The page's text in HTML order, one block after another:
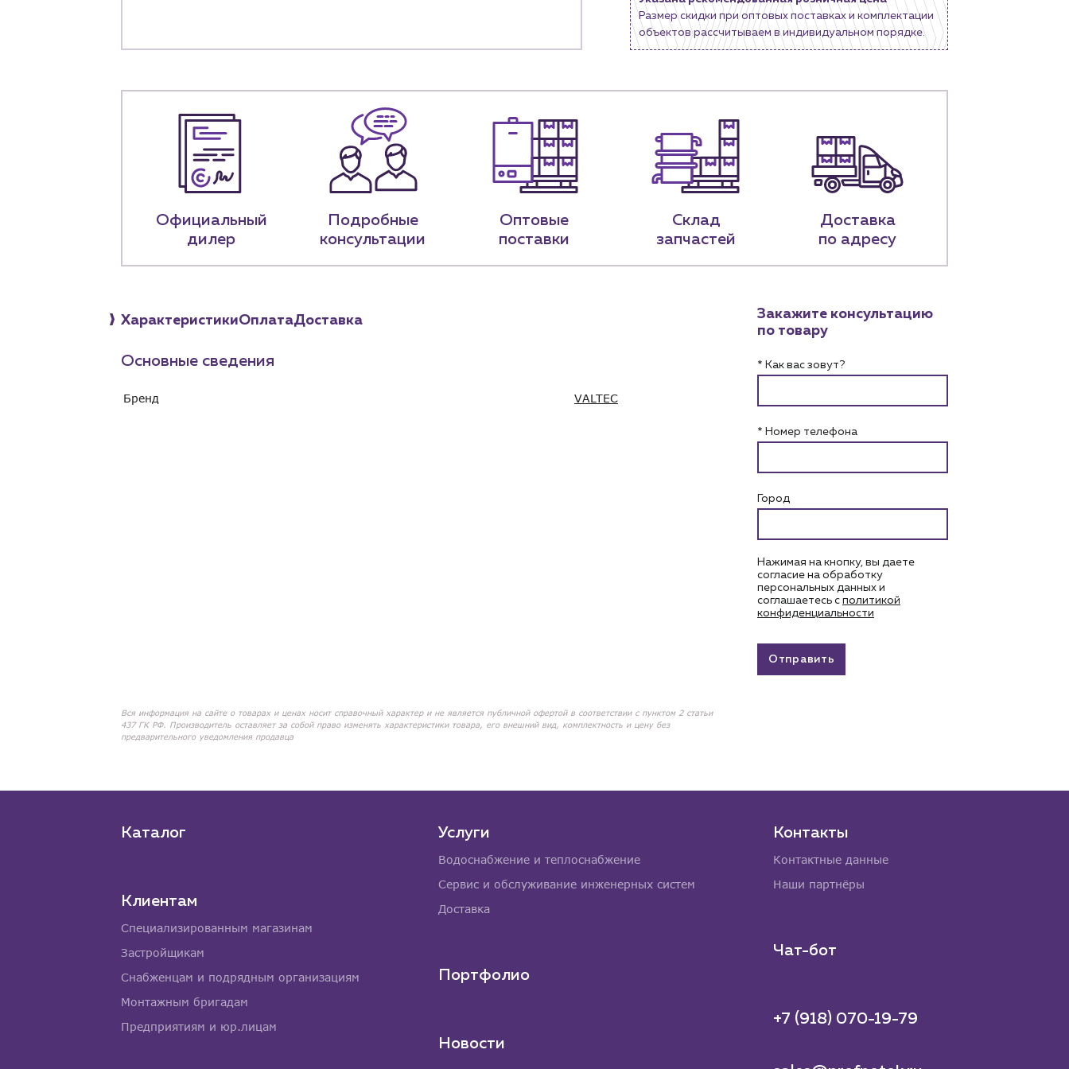
Размер скидки при оптовых поставках и комплектации
объектов рассчитываем в индивидуальном порядке.
Официальный
дилер
Подробные
консультации
Оптовые
поставки
Склад
запчастей
Доставка
по адресу
ХарактеристикиОплатаДоставка
Основные сведения
Бренд VALTEC
Вся информация на сайте о товарах и ценах носит справочный характер и не является публичной офертой в соответствии с пунктом 2 статьи
437 ГК РФ. Производитель оставляет за собой право изменять характеристики товара, его внешний вид, комплектность и цену без
предварительного уведомления продавца
Закажите консультацию
по товару
* Как вас зовут?
* Номер телефона
Город
Нажимая на кнопку, вы даете
согласие на обработку
персональных данных и
соглашаетесь c политикой
конфиденциальности
Отправить
Каталог
Клиентам
Специализированным магазинам
Застройщикам
Снабженцам и подрядным организациям
Монтажным бригадам
Предприятиям и юр.лицам
Услуги
Водоснабжение и теплоснабжение
Сервис и обслуживание инженерных систем
Доставка
Портфолио
Новости
Контакты
Контактные данные
Наши партнёры
Чат-бот
+7 (918) 070-19-79